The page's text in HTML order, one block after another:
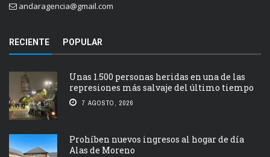
andaragencia@gmail.com
RECIENTE POPULAR
Unas 1.500 personas heridas en una de las
represiones más salvaje del último tiempo
7 AGOSTO, 2026
Prohíben nuevos ingresos al hogar de día
Alas de Moreno